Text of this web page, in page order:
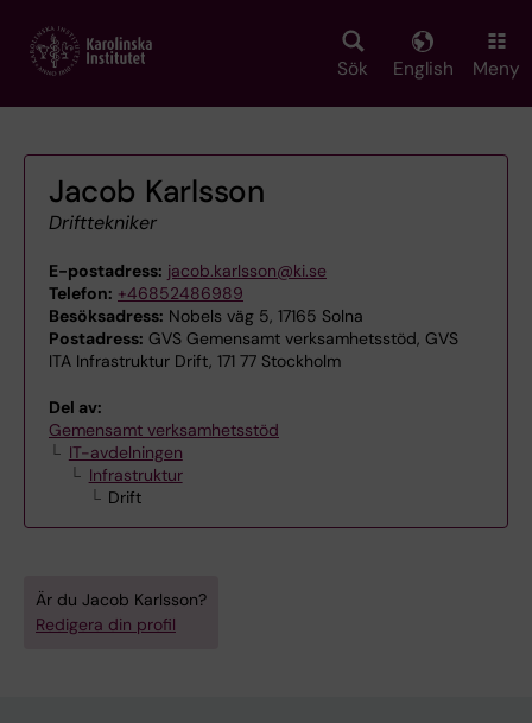
main
Sök English Meny
Jacob Karlsson
Drifttekniker
E-postadress: jacob.karlsson@ki.se
Telefon: +46852486989
Besöksadress: Nobels väg 5, 17165 Solna
Postadress: GVS Gemensamt verksamhetsstöd, GVS
ITA Infrastruktur Drift, 171 77 Stockholm
Del av:
Gemensamt verksamhetsstöd
IT-avdelningen
Infrastruktur
Drift
Är du Jacob Karlsson?
Redigera din profil